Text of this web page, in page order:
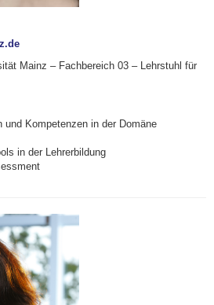
Mainz – Fachbereich 03 – Lehrstuhl für
Kompetenzen in der Domäne
in der Lehrerbildung